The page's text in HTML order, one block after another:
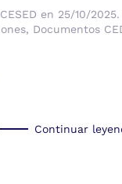
CESED en 25/10/2025
, Documentos
Continuar